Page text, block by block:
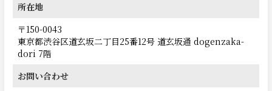
所在地
〒150-0043
東京都渋谷区道玄坂二丁目25番12号 道玄坂通 dogenzaka-
dori 7階
お問い合わせ